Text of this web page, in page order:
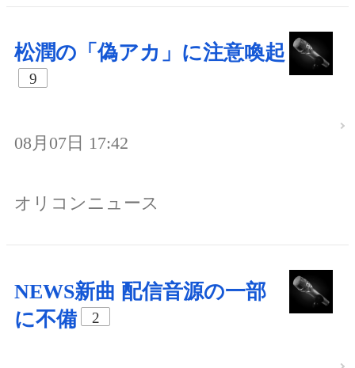
松潤の「偽アカ」に注意喚起
9
08月07日 17:42
オリコンニュース
NEWS新曲 配信音源の一部
に不備
2